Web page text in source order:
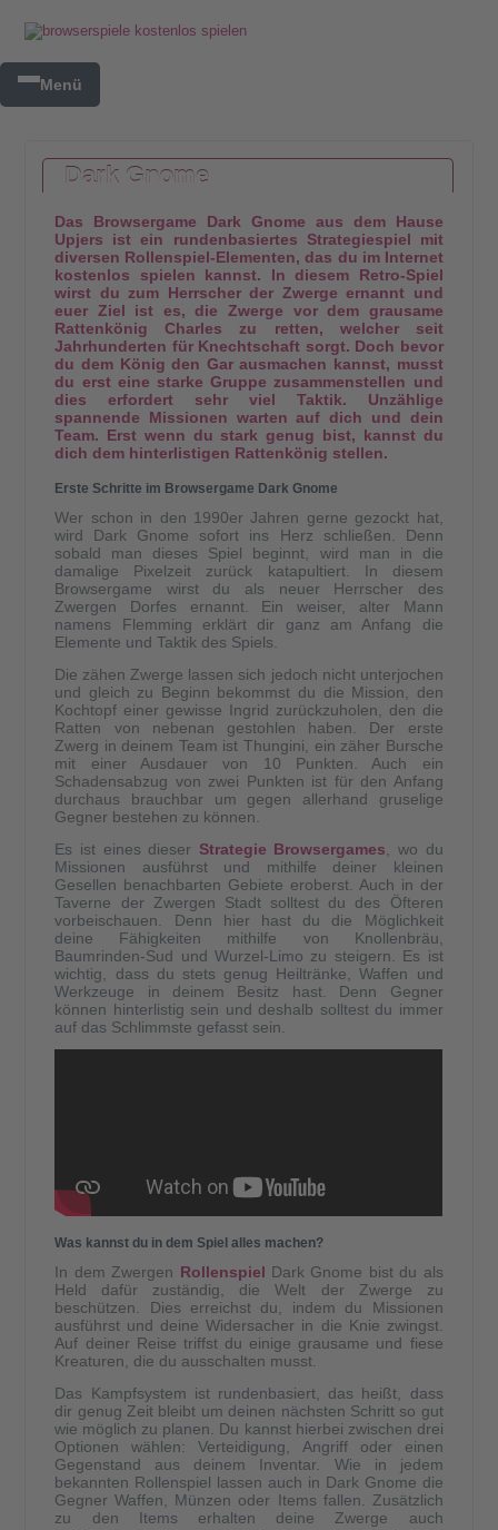
Menü
Dark Gnome
Das Browsergame Dark Gnome aus dem Hause
Upjers ist ein rundenbasiertes Strategiespiel mit
diversen Rollenspiel-Elementen, das du im Internet
kostenlos spielen kannst. In diesem Retro-Spiel
wirst du zum Herrscher der Zwerge ernannt und
euer Ziel ist es, die Zwerge vor dem grausame
Rattenkönig Charles zu retten, welcher seit
Jahrhunderten für Knechtschaft sorgt. Doch bevor
du dem König den Gar ausmachen kannst, musst
du erst eine starke Gruppe zusammenstellen und
dies erfordert sehr viel Taktik. Unzählige
spannende Missionen warten auf dich und dein
Team. Erst wenn du stark genug bist, kannst du
dich dem hinterlistigen Rattenkönig stellen.
Erste Schritte im Browsergame Dark Gnome
Wer schon in den 1990er Jahren gerne gezockt hat,
wird Dark Gnome sofort ins Herz schließen. Denn
sobald man dieses Spiel beginnt, wird man in die
damalige Pixelzeit zurück katapultiert. In diesem
Browsergame wirst du als neuer Herrscher des
Zwergen Dorfes ernannt. Ein weiser, alter Mann
namens Flemming erklärt dir ganz am Anfang die
Elemente und Taktik des Spiels.
Die zähen Zwerge lassen sich jedoch nicht unterjochen
und gleich zu Beginn bekommst du die Mission, den
Kochtopf einer gewisse Ingrid zurückzuholen, den die
Ratten von nebenan gestohlen haben. Der erste
Zwerg in deinem Team ist Thungini, ein zäher Bursche
mit einer Ausdauer von 10 Punkten. Auch ein
Schadensabzug von zwei Punkten ist für den Anfang
durchaus brauchbar um gegen allerhand gruselige
Gegner bestehen zu können.
Es ist eines dieser Strategie Browsergames , wo du
Missionen ausführst und mithilfe deiner kleinen
Gesellen benachbarten Gebiete eroberst. Auch in der
Taverne der Zwergen Stadt solltest du des Öfteren
vorbeischauen. Denn hier hast du die Möglichkeit
deine Fähigkeiten mithilfe von Knollenbräu,
Baumrinden-Sud und Wurzel-Limo zu steigern. Es ist
wichtig, dass du stets genug Heiltränke, Waffen und
Werkzeuge in deinem Besitz hast. Denn Gegner
können hinterlistig sein und deshalb solltest du immer
auf das Schlimmste gefasst sein.
Was kannst du in dem Spiel alles machen?
In dem Zwergen Rollenspiel Dark Gnome bist du als
Held dafür zuständig, die Welt der Zwerge zu
beschützen. Dies erreichst du, indem du Missionen
ausführst und deine Widersacher in die Knie zwingst.
Auf deiner Reise triffst du einige grausame und fiese
Kreaturen, die du ausschalten musst.
Das Kampfsystem ist rundenbasiert, das heißt, dass
dir genug Zeit bleibt um deinen nächsten Schritt so gut
wie möglich zu planen. Du kannst hierbei zwischen drei
Optionen wählen: Verteidigung, Angriff oder einen
Gegenstand aus deinem Inventar. Wie in jedem
bekannten Rollenspiel lassen auch in Dark Gnome die
Gegner Waffen, Münzen oder Items fallen. Zusätzlich
zu den Items erhalten deine Zwerge auch